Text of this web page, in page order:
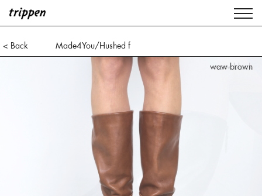
< Back
Made4You/Hushed f
waw brown